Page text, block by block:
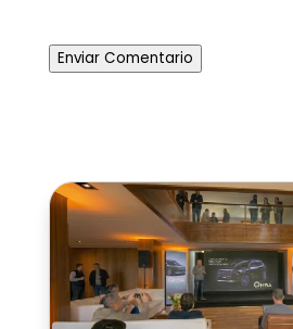
Enviar Comentario